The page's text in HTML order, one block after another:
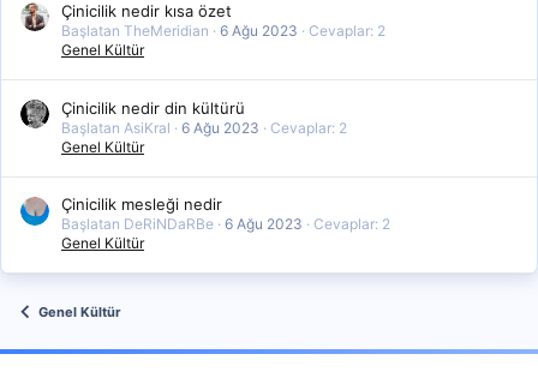
Çinicilik nedir kısa özet
Başlatan TheMeridian 6 Ağu 2023
Cevaplar: 2
Genel Kültür
Çinicilik nedir din kültürü
Başlatan AsiKral 6 Ağu 2023
Cevaplar: 2
Genel Kültür
Çinicilik mesleği nedir
Başlatan DeRiNDaRBe 6 Ağu 2023
Cevaplar: 2
Genel Kültür
Genel Kültür